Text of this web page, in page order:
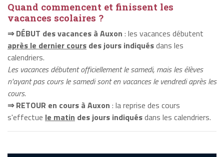
Quand commencent et finissent les
vacances scolaires ?
⇒ DÉBUT des vacances à Auxon : les vacances débutent
après le dernier cours des jours indiquésdans les
calendriers.
Les vacances débutent officiellement le samedi, mais les élèves
n'ayant pas cours le samedi sont en vacances le vendredi après les
cours.
⇒ RETOUR en cours à Auxon : la reprise des cours
s'effectue le matin des jours indiquésdans les calendriers.